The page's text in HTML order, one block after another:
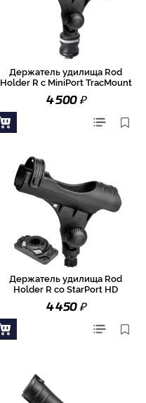
Держатель удилища Rod
Holder R с MiniPort TracMount
4 500₽
Держатель удилища Rod
Holder R со StarPort HD
4 450₽